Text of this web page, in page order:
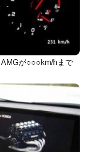
AMGが○○○km/hまで